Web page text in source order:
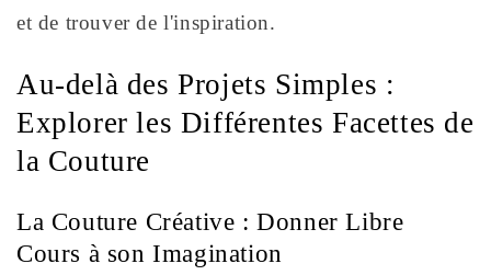
et de trouver de l'inspiration.
Au-delà des Projets Simples :
Explorer les Différentes Facettes de
la Couture
La Couture Créative : Donner Libre
Cours à son Imagination